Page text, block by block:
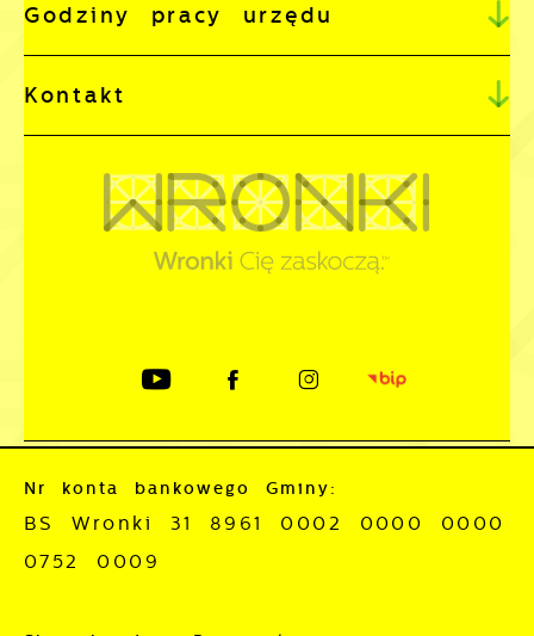
Godziny pracy urzędu
Kontakt
Nr konta bankowego Gminy:
BS Wronki 31 8961 0002 0000 0000
0752 0009